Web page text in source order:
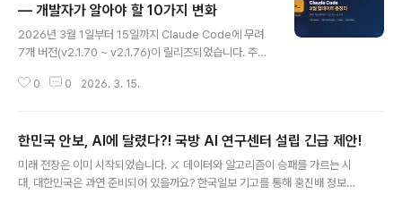
7년 11월에 1차 가동을 시작, 2029년 2월에는 완전 가동을 목표로 하고 있습
니다. 이렇게 대규모의 AI 인프라를 구축함으로써 대한민국은 AI 산업 발전의..
— 개발자가 알아야 할 10가지 변화
2026년 3월 1일부터 15일까지 Claude Code에 무려
7개 버전(v2.1.70 ~ v2.1.76)이 릴리즈되었습니다. 주요
트 윈도우 기본 제공 (v2.1.75)Max, Team, Enterprise
이제 추가 비용이나 설정 없이 바로 사용할 수 있습니다.대
규모 코드베이스를 다루거나, 긴 대화를 이어가야 할 때 컨
텍스트가 끊기는 문제가 크게 줄어들 것으로 기대됩니다.
0 0 2026. 3. 15.
한민국 안보, AI에 달렸다?! 국방 AI 연구센터 설립 긴급 제안!
미래 전장은 이미 시작되었습니다. ⚔️ 데이터와 알고리즘이 승패를 가르는 시
대, 대한민국은 과연 준비되어 있을까요? 한국일보 기고를 통해 홍진배 정보통